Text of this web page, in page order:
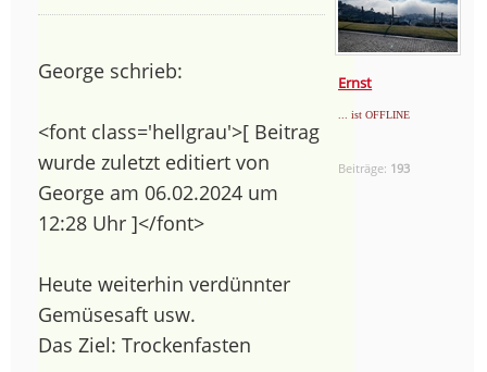
Ernst
... ist OFFLINE
Beiträge: 193
George schrieb:
<font class='hellgrau'>[ Beitrag
wurde zuletzt editiert von
George am 06.02.2024 um
12:28 Uhr ]</font>
Heute weiterhin verdünnter
Gemüsesaft usw.
Das Ziel: Trockenfasten